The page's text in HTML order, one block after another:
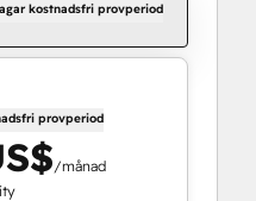
kostnadsfri provperiod
provperiod
/månad